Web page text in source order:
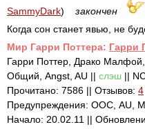
SammyDark) закончен
Когда сон станет явью, не
Mир Гарри Поттера: Гарри
Гарри Поттер, Драко
Общий, Angst, AU || слэш ||
Прочитано: 7586 || Отзывов: 4
Предупреждения: ООС, AU,
Начало: 20.02.11 ||